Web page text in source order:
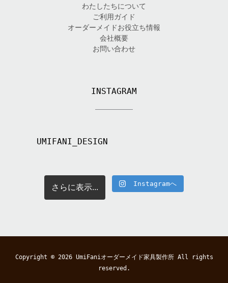
わたしたちについて
ご利用ガイド
オーダーメイドお役立ち情報
会社概要
お問い合わせ
INSTAGRAM
UMIFANI_DESIGN
さらに表示... Instagramへ
Copyright © 2026 UmiFaniオーダーメイド家具製作所All rights
reserved.